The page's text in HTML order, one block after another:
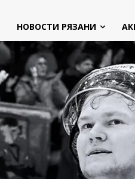
НОВОСТИ РЯЗАНИ